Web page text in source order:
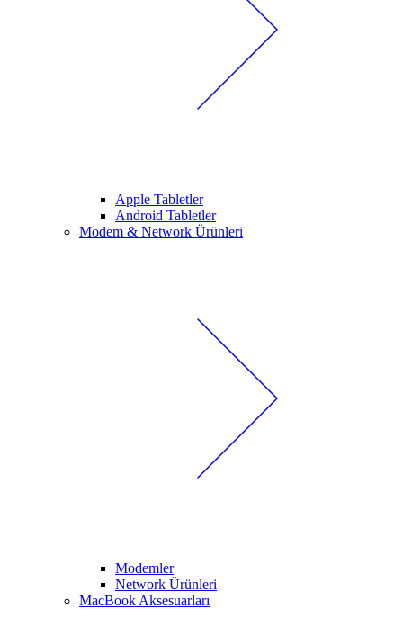
Apple Tabletler
Android Tabletler
Modem & Network Ürünleri
Modemler
Network Ürünleri
MacBook Aksesuarları